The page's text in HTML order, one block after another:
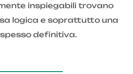
inspiegabili trovano
logica e soprattutto una
definitiva.